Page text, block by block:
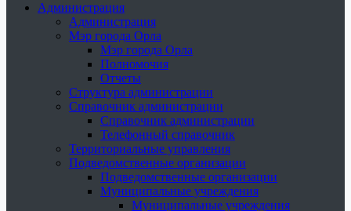
Администрация
Администрация
Мэр города Орла
Мэр города Орла
Полномочия
Отчеты
Структура администрации
Справочник администрации
Справочник администрации
Телефонный справочник
Территориальные управления
Подведомственные организации
Подведомственные организации
Муниципальные учреждения
Муниципальные учреждения